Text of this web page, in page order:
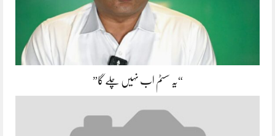
“یہ سسٹم اب نہیں چلے گا”